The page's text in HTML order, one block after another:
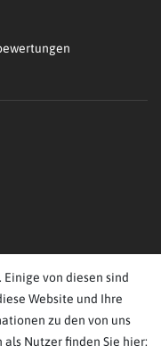
von diesen sind
Website und Ihre
zu den von uns
Nutzer finden Sie hier: